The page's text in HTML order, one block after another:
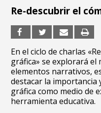
Re-descubrir el
En el ciclo de charlas
gráfica» se explorará el
elementos narrativos,
destacar la importancia
gráfica como medio de
herramienta educativa.